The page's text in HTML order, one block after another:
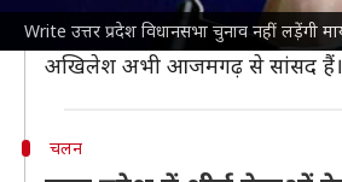
Write उत्तर प्रदेश विधानसभा चुनाव नहीं लड़ेंगी
हालांकि अखिलेश का चुनाव न लड़ना
अखिलेश अभी आजमगढ़ से सांसद हैं।
चलन